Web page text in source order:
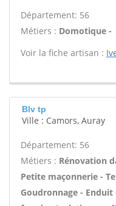
Département: 56
Métiers : Domotique -
Voir la fiche artisan :
Blv tp
Ville : Camors, Auray
Département: 56
Métiers : Rénovation
Petite maçonnerie -
Goudronnage -